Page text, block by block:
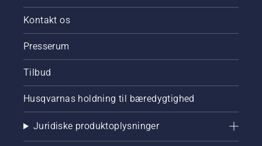
Kontakt os
Presserum
Tilbud
Husqvarnas holdning til bæredygtighed
Juridiske produktoplysninger